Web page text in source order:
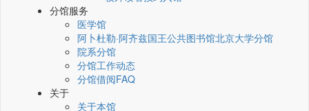
分馆服务
医学馆
阿卜杜勒·阿齐兹国王公共图书馆北京大学分馆
院系分馆
分馆工作动态
分馆借阅FAQ
关于
关于本馆